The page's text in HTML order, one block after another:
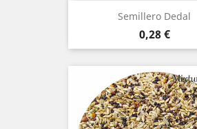
Semillero Dedal
Precio
0,28 €